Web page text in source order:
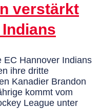
verstärkt
EC Hannover Indians
ihre dritte
Kanadier Brandon
kommt vom
League unter